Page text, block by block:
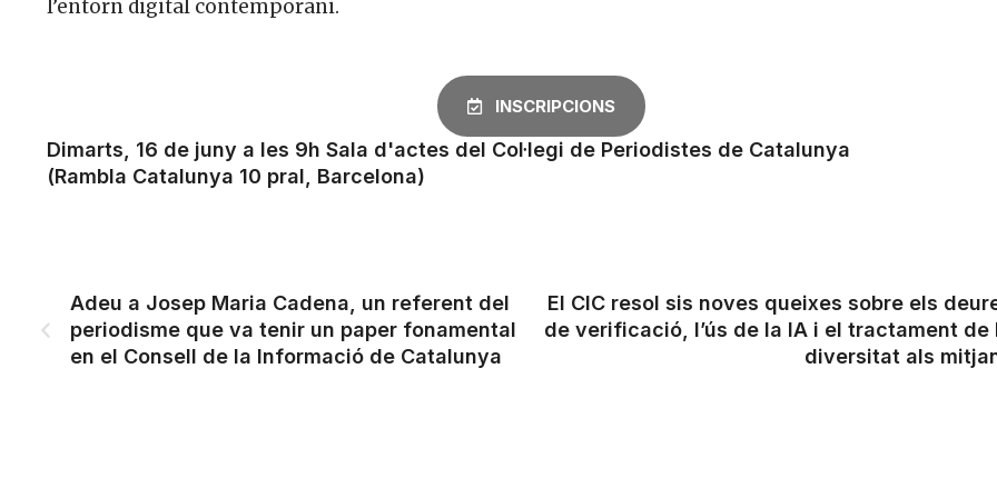
l’entorn digital contemporani.
INSCRIPCIONS
Dimarts, 16 de juny a les 9h Sala d'actes del Col·legi de Periodistes de Catalunya
(Rambla Catalunya 10 pral, Barcelona)
Adeu a Josep Maria Cadena, un referent del
periodisme que va tenir un paper fonamental
en el Consell de la Informació de Catalunya
El CIC resol sis noves queixes sobre els
de verificació, l’ús de la IA i el tractament de
diversitat als